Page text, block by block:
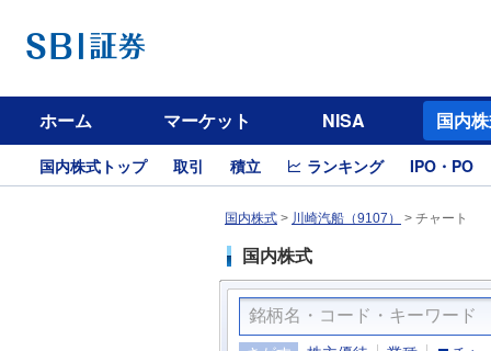
ホーム マーケット NISA 国内
国内株式トップ 取引 積立 ランキング IPO・PO
国内株式 > 川崎汽船（9107） > チャート
国内株式